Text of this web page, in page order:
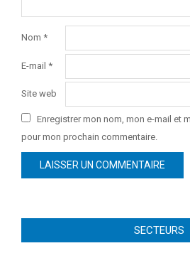
Nom *
E-mail *
Site web
Enregistrer mon nom, mon e-mail et
pour mon prochain commentaire.
SECTEURS